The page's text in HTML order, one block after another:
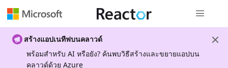
สร้างแอปเนทีฟบนคลาวด์
พร้อมสําหรับ AI หรือยัง? ค้นพบวิธีสร้างและขยายแอปบน
คลาวด์ด้วย Azure